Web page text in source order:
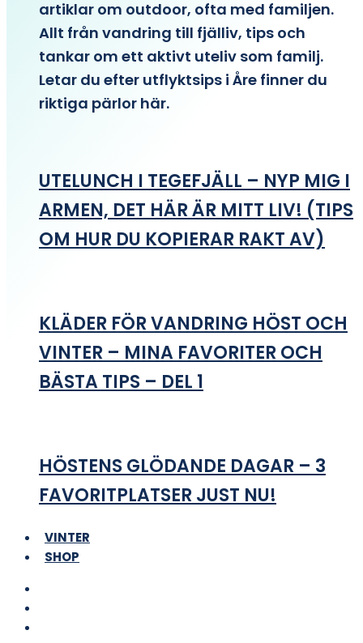
artiklar om outdoor, ofta med familjen.
Allt från vandring till fjälliv, tips och
tankar om ett aktivt uteliv som familj.
Letar du efter utflyktsips i Åre finner du
riktiga pärlor här.
UTELUNCH I TEGEFJÄLL – NYP MIG I
ARMEN, DET HÄR ÄR MITT LIV! (TIPS
OM HUR DU KOPIERAR RAKT AV)
KLÄDER FÖR VANDRING HÖST OCH
VINTER – MINA FAVORITER OCH
BÄSTA TIPS – DEL 1
HÖSTENS GLÖDANDE DAGAR – 3
FAVORITPLATSER JUST NU!
VINTER
SHOP